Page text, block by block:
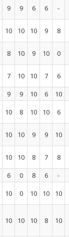
9 9 6 6
-
10 10 10 9
8
8 10 9 10
0
7 10 10 7
6
9 9 10 6
10
10 8 10 10
6
10 10 9 9
10
10 10 8 7
8
6 0 8 6
-
10 0 10 10
10
10 10 10 8 10